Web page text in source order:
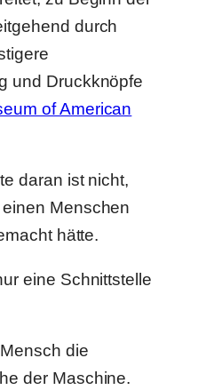
durch
und Druckknöpfe
of American
daran ist nicht,
Menschen
hätte.
eine Schnittstelle
die
der Maschine.